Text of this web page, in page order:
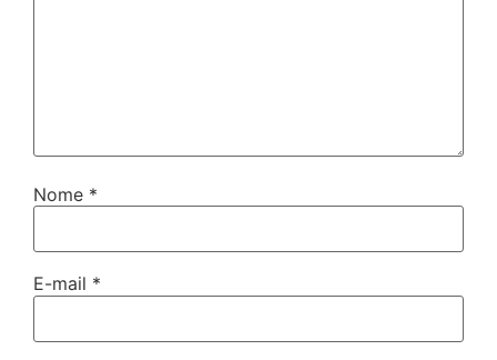
Nome *
E-mail *